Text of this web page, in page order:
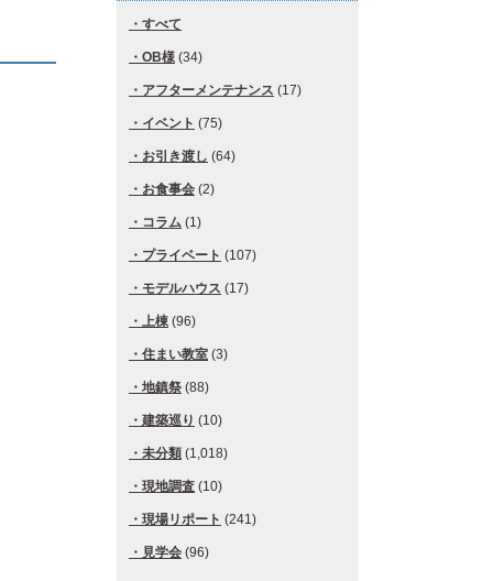
すべて
OB様 (34)
アフターメンテナンス (17)
イベント (75)
お引き渡し (64)
お食事会 (2)
コラム (1)
プライベート (107)
モデルハウス (17)
上棟 (96)
住まい教室 (3)
地鎮祭 (88)
建築巡り (10)
未分類 (1,018)
現地調査 (10)
現場リポート (241)
見学会 (96)